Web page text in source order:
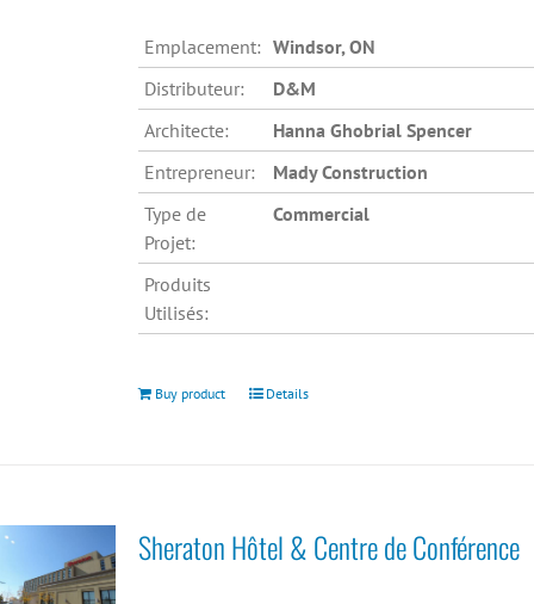
Emplacement: Windsor, ON
Distributeur:
D&M
Architecte:
Hanna Ghobrial Spencer
Entrepreneur:
Mady Construction
Type de
Projet:
Commercial
Produits
Utilisés:
Buy product Details
Sheraton Hôtel & Centre de Conférence